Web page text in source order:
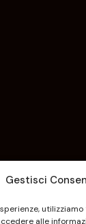
Gestisci
alle